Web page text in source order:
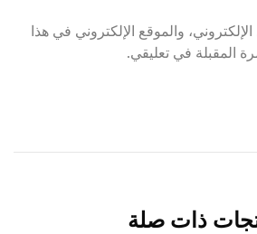
والموقع الإلكتروني في هذا
المقبلة في تعليقي.
ذات صلة